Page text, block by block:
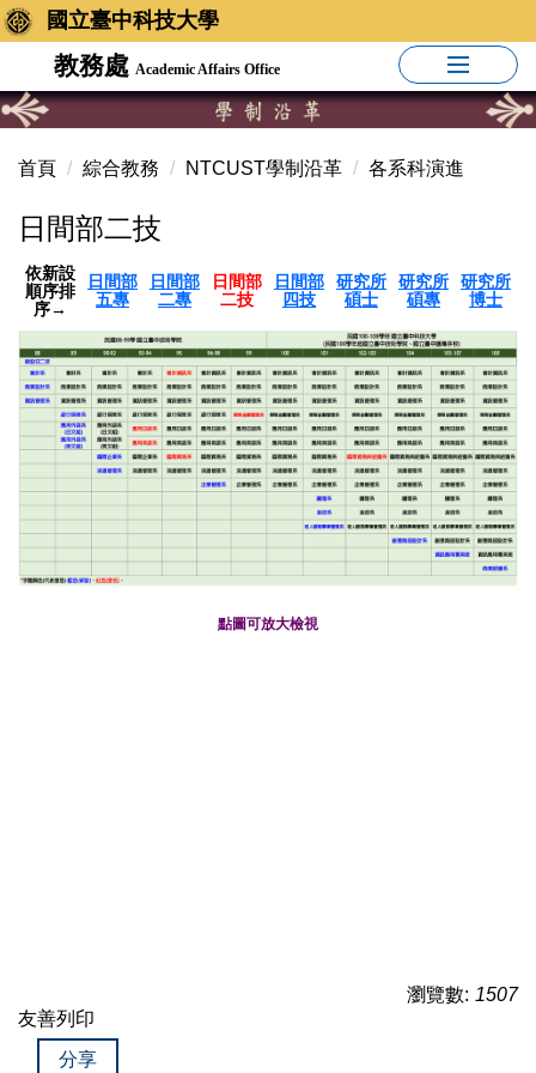
國立臺中科技大學
教務處 Academic Affairs Office
首頁 綜合教務 NTCUST學制沿革 各系科演進
日間部二技
依新設
順序排
序→
日間部
五專
日間部
二專
日間部
二技
日間部
四技
研究所
碩士
研究所
碩專
研究所
博士
點圖可放大檢視
瀏覽數: 1507
友善列印
分享